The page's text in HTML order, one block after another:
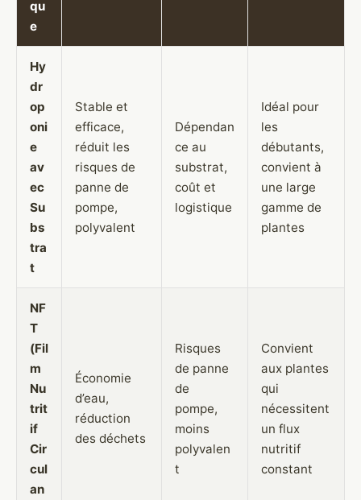
qu
e
Hy
dr
op
oni
e
av
ec
Su
bs
tra
t
Stable et
efficace,
réduit les
risques de
panne de
pompe,
polyvalent
Dépendan
ce au
substrat,
coût et
logistique
Idéal pour
les
débutants,
convient à
une large
gamme de
plantes
NF
T
(Fil
m
Nu
trit
if
Cir
cul
an
Économie
d’eau,
réduction
des déchets
Risques
de panne
de
pompe,
moins
polyvalen
t
Convient
aux plantes
qui
nécessitent
un flux
nutritif
constant